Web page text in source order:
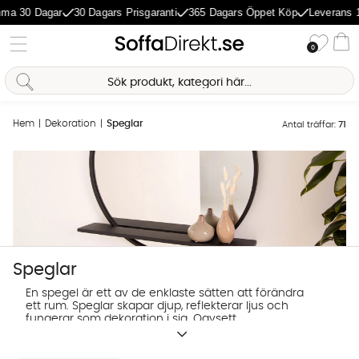
Dagar 30 Dagars Prisgaranti 365 Dagars Öppet Köp Leverans 1-5
0
Hem Dekoration Speglar Antal träffar: 71
Speglar
En spegel är ett av de enklaste sätten att förändra
ett rum. Speglar skapar djup, reflekterar ljus och
fungerar som dekoration i sig. Oavsett
om du letar efter en spegel för hallen,